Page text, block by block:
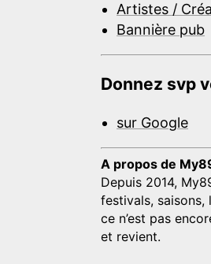
Artistes /
Bannière pub
Donnez svp
sur Google
A propos de
Depuis 2014,
festivals, saisons,
ce n’est pas
et revient.